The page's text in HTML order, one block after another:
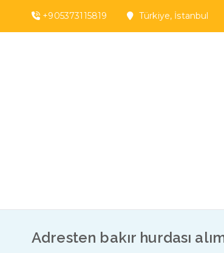
+905373115819 Türkiye, İstanbul
Adresten bakır hurdası